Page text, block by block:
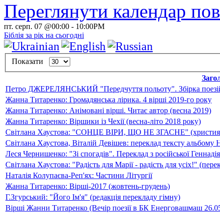
Переглянути календар
пт. серп. 07 @00:00 - 10:00PM
Біблія за рік на сьогодні
Показати
Петро ДЖЕРЕЛЯНСЬКИЙ "Передчуття польоту". Збірка
Жанна Титаренко: Громадянська лірика. 4 вірші 2019-го року
Жанна Титаренко: Анімовані вірші. Читає автор (весна 2019)
Жанна Титаренко: Віршики із Чехії (весна-літо 2018 року)
Світлана Хаустова: "СОНЦЕ ВІРИ, ЩО НЕ ЗГАСНЕ"
Світлана Хаустова, Віталій Девішев: переклад тексту
Леся Чернишенко: "Зі спогадів". Переклад з російської
Світлана Хаустова: "Радість для Марії - радість для усіх!"
Наталія Колупаєва-Реп'ях: Частини Літургії
Жанна Титаренко: Вірші-2017 (жовтень-грудень)
Г.Згурський: "Його Ім'я" (редакція перекладу гімну)
Вірші Жанни Титаренко (Вечір поезії в БК Енерговашмаш